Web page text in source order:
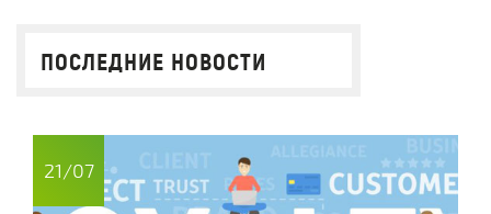
ПОСЛЕДНИЕ НОВОСТИ
21/07